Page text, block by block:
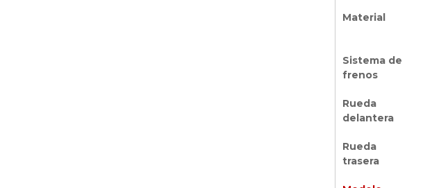
Material
Sistema de
frenos
Rueda
delantera
Rueda
trasera